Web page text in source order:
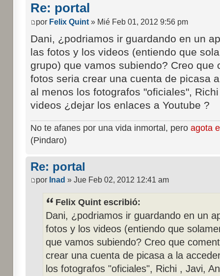
Re: portal
por Felix Quint» Mié Feb 01, 2012 9:56 pm
Dani, ¿podriamos ir guardando en un
las fotos y los videos (entiendo que
grupo) que vamos subiendo? Creo que
fotos seria crear una cuenta de picasa
al menos los fotografos "oficiales",
videos ¿dejar los enlaces a Youtube ?
No te afanes por una vida inmortal, pero agota
(Pindaro)
Re: portal
por Inad » Jue Feb 02, 2012 12:41 am
Felix Quint escribió:
Dani, ¿podriamos ir guardando en un
fotos y los videos (entiendo que
que vamos subiendo? Creo que
crear una cuenta de picasa a la
los fotografos "oficiales", Richi , Javi,